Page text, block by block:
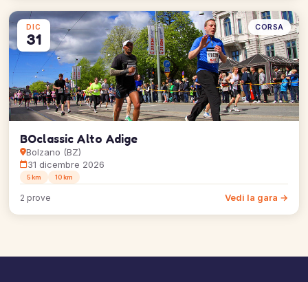
DIC
31
CORSA
BOclassic Alto Adige
Bolzano (BZ)
31 dicembre 2026
5 km 10 km
2 prove Vedi la gara →